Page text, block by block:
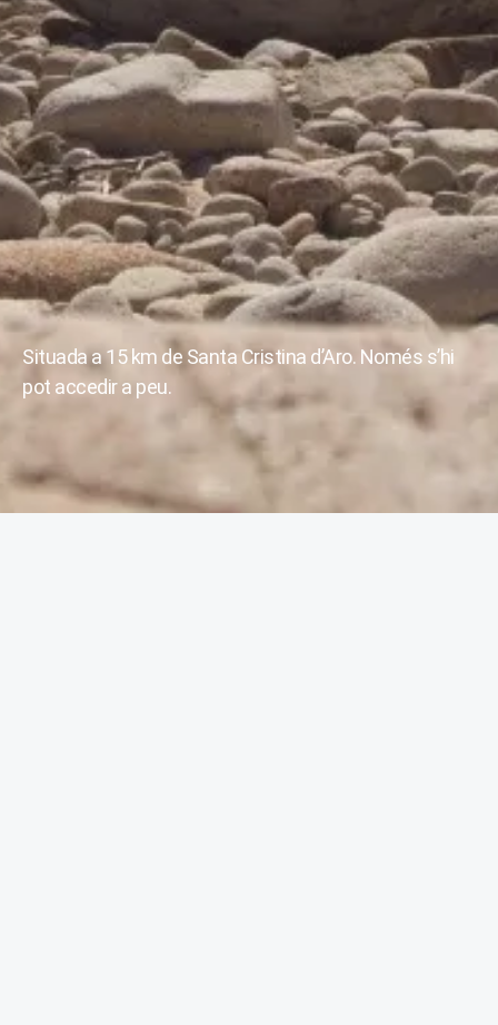
Situada a 15 km de Santa Cristina d’Aro. Només s’hi
pot accedir a peu.